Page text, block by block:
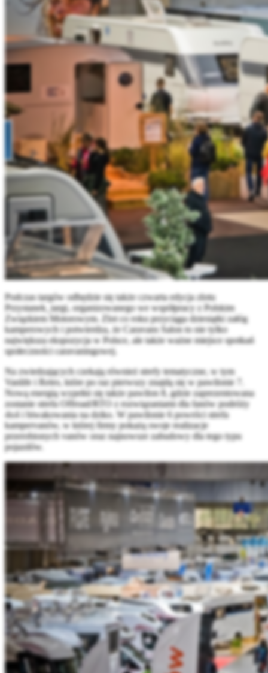
Podczas targów odbędzie się także czwarta edycja zlotu
Przystanek_targi, organizowanego we współpracy z Polskim
Związkiem Motorowym. Zlot co roku przyciąga dziesiątki załóg
kamperowych i potwierdza, że Caravans Salon to nie tylko
największa ekspozycja w Polsce, ale także ważne miejsce spotkań
społeczności caravaningowej.
Na zwiedzających czekają również strefy tematyczne, w tym
Vanlife i Retro, które po raz pierwszy znajdą się w pawilonie 7.
Nową energią wypełni się także pawilon 8, gdzie zaprezentowana
zostanie strefa Offroad/RTO z rozwiązaniami dla fanów podróży
4x4 i biwakowania na dziko. W pawilonie 6 powróci strefa
kampervanów, w której firmy pokażą swoje realizacje
przerobionych vanów oraz najnowsze zabudowy dla tego typu
pojazdów.